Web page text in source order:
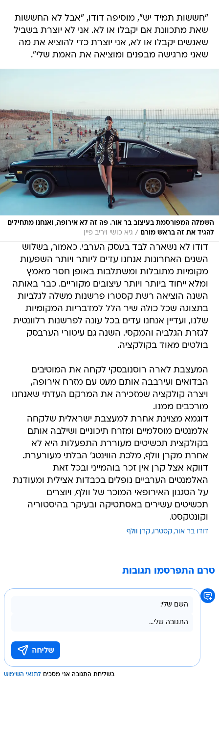
"חששות תמיד יש", מוסיפה דודו, "אבל לא החששות
שאת מתכוונת אם יקבלו או לא. אני לא יוצרת בשביל
שאנשים יקבלו או לא, אני יוצרת כדי להוציא את מה
שאני מרגישה מבפנים ומוציאה את האמת שלי".
השמלה המפורסמת בעיצוב בר אור. פה זה לא אירופה, ואנחנו מתחילים
להגיד את זה בראש מורם
/ גיא כושי ויריב פיין
דודו לא נשארה לבד בעסק הערבי. כאמור, בשלוש
השנים האחרונות אנחנו עדים ליותר ויותר השפעות
מקומיות מתובלות ומשתלבות באופן חסר מאמץ
ומלא ייחוד ביותר ויותר עיצובים מקוריים. כבר באותה
השנה הוציאה רשת קסטרו פרשנות משלה לגלביות
בתצוגה שכל כולה שיר הלל למדבריות המקומיות
שלנו, ועדיין אנחנו עדים בכל עונה לפרשנות רלוונטית
לגזרת הגלביה והמקסי. השנה גם עיטורי הערבסק
בולטים מאוד בקולקציה.
המעצבת לארה רוסנובסקי לקחה את המוטיבים
הבדואים ועירבבה אותם מעט עם מזרח אירופה,
ויצרה קולקציה שמזכירה את המרקם העדתי שאנחנו
מורכבים ממנו.
דוגמא מצוינת אחרת למעצבת ישראלית שלקחה
אלמנטים מוסלמיים ומזרח תיכוניים ושילבה אותם
בקולקצית תכשיטים מעוררת התפעלות היא לא
אחרת מקרן וולף, מלכת הווינטג' הבלתי מעורערת.
דווקא אצל קרן אין זכר בוהמייני ובכל זאת
האלמנטים הערביים נופלים בכבדות אצילית ומעודנת
על הסגנון האירופאי המוכר של וולף, ויוצרים
תכשיטים עשירים באסתטיקה ובעיקר בהיסטוריה
וקונטקסט.
דודו בר אור קסטרו קרן וולף
טרם התפרסמו תגובות
בשליחת התגובה אני מסכים לתנאי השימוש